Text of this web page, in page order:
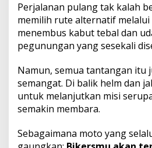
Perjalanan pulang tak kalah
memilih rute alternatif melalui
menembus kabut tebal dan
pegunungan yang sesekali
Namun, semua tantangan itu
semangat. Di balik helm dan
untuk melanjutkan misi
semakin membara.
Sebagaimana moto yang